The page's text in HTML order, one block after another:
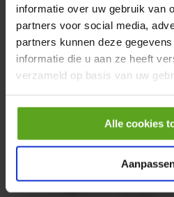
informatie over uw gebruik van
partners voor social media,
partners kunnen deze
informatie die u aan ze heeft
verzameld op basis van uw
Alle cookies
Merknaam:
incl. BTW
−
HP 12
0,25KW
€ 32,50